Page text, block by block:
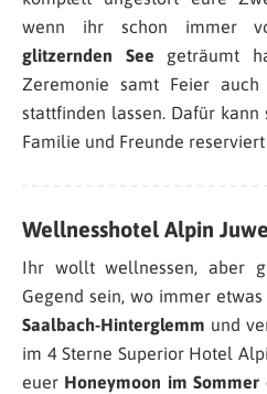
wenn ihr schon immer
glitzernden See geträumt
Zeremonie samt Feier
stattfinden lassen. Dafür
Familie und Freunde
Wellnesshotel Alpin
Ihr wollt wellnessen, aber
Gegend sein, wo immer
Saalbach-Hinterglemm und
im 4 Sterne Superior Hotel
euer Honeymoon im Sommer